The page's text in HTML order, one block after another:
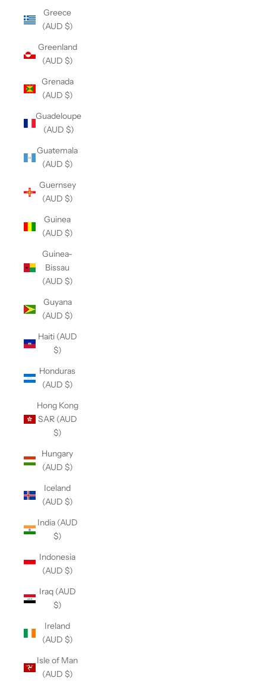
Greece
(AUD $)
Greenland
(AUD $)
Grenada
(AUD $)
Guadeloupe
(AUD $)
Guatemala
(AUD $)
Guernsey
(AUD $)
Guinea
(AUD $)
Guinea-
Bissau
(AUD $)
Guyana
(AUD $)
Haiti (AUD
$)
Honduras
(AUD $)
Hong Kong
SAR (AUD
$)
Hungary
(AUD $)
Iceland
(AUD $)
India (AUD
$)
Indonesia
(AUD $)
Iraq (AUD
$)
Ireland
(AUD $)
Isle of Man
(AUD $)